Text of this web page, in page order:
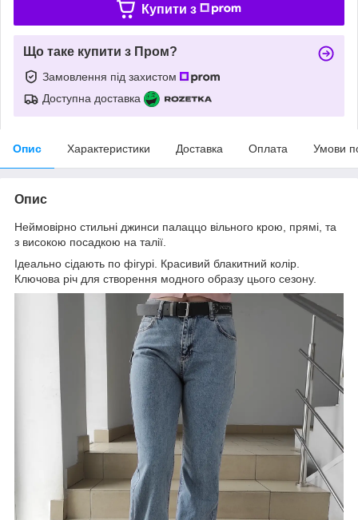
Купити з
Що таке купити з Пром?
Замовлення під захистом
Доступна доставка
Опис Характеристики Доставка Оплата Умови
Опис
Неймовірно стильні джинси палаццо вільного крою, прямі, та
з високою посадкою на талії.
Ідеально сідають по фігурі. Красивий блакитний колір.
Ключова річ для створення модного образу цього сезону.